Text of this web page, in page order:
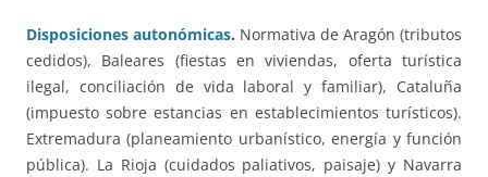
Disposiciones autonómicas. Normativa de Aragón (tributos
cedidos), Baleares (fiestas en viviendas, oferta turística
ilegal, conciliación de vida laboral y familiar), Cataluña
(impuesto sobre estancias en establecimientos turísticos).
Extremadura (planeamiento urbanístico, energía y función
pública). La Rioja (cuidados paliativos, paisaje) y Navarra